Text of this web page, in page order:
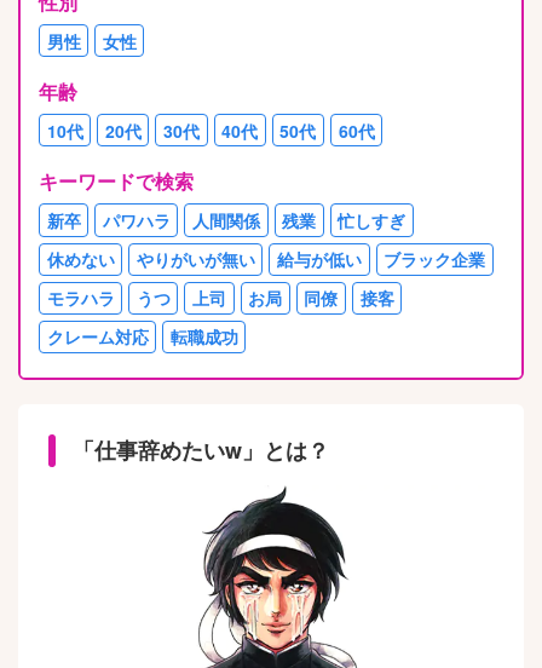
男性 女性
年齢
10代 20代 30代 40代 50代 60代
キーワードで検索
新卒 パワハラ 人間関係 残業
忙しすぎ
休めない
やりがいが無い 給与が低い
ブラック企業
モラハラ
うつ 上司 お局 同僚
接客
クレーム対応
転職成功
「仕事辞めたいw」とは？